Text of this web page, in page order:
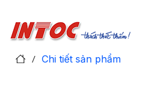
/ Chi tiết sản phẩm